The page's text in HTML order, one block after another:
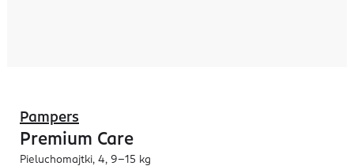
Pampers
Premium Care
Pieluchomajtki, 4, 9-15 kg